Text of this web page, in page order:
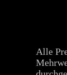
Alle